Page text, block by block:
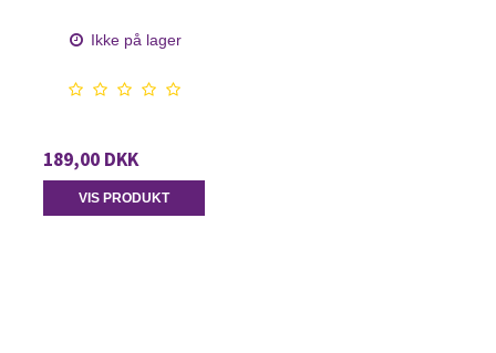
Ikke på lager
189,00 DKK
VIS PRODUKT